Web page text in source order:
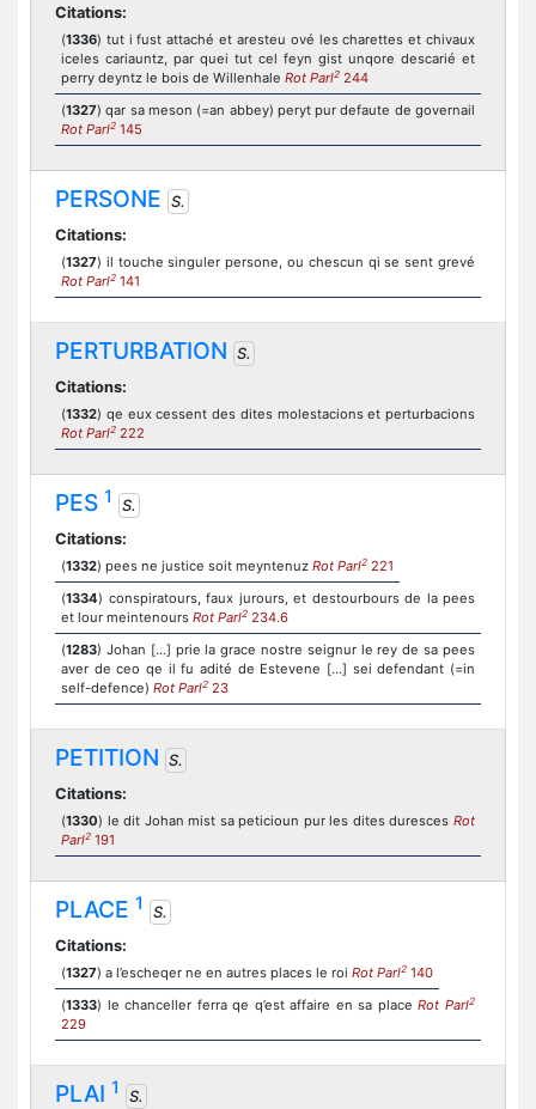
Citations:
(1336) tut i fust attaché et aresteu ové les charettes et chivaux
iceles cariauntz, par quei tut cel feyn gist unqore descarié et
perry deyntz le bois de Willenhale Rot Parl2 244
(1327) qar sa meson (=an abbey) peryt pur defaute de governail
Rot Parl2 145
PERSONE S.
Citations:
(1327) il touche singuler persone, ou chescun qi se sent grevé
Rot Parl2 141
PERTURBATION S.
Citations:
(1332) qe eux cessent des dites molestacions et perturbacions
Rot Parl2 222
PES 1
S.
Citations:
(1332) pees ne justice soit meyntenuz Rot Parl2 221
(1334) conspiratours, faux jurours, et destourbours de la pees
et lour meintenours Rot Parl2 234.6
(1283) Johan [...] prie la grace nostre seignur le rey de sa pees
aver de ceo qe il fu adité de Estevene [...] sei defendant (=in
self-defence) Rot Parl2 23
PETITION S.
Citations:
(1330) le dit Johan mist sa peticioun pur les dites duresces Rot
Parl2 191
PLACE 1
S.
Citations:
(1327) a l’escheqer ne en autres places le roi Rot Parl2 140
(1333) le chanceller ferra qe q’est affaire en sa placeRot Parl2
229
PLAI 1
S.